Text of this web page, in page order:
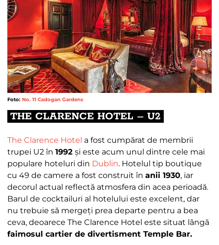
Foto: No. 11 Cadogan Gardens
THE CLARENCE HOTEL – U2
The Clarence Hotel a fost cumpărat de membrii
trupei U2 în 1992 și este acum unul dintre cele mai
populare hoteluri din Dublin. Hotelul tip boutique
cu 49 de camere a fost construit în anii 1930, iar
decorul actual reflectă atmosfera din acea perioadă.
Barul de cocktailuri al hotelului este excelent, dar
nu trebuie să mergeți prea departe pentru a bea
ceva, deoarece The Clarence Hotel este situat lângă
faimosul cartier de divertisment Temple Bar.